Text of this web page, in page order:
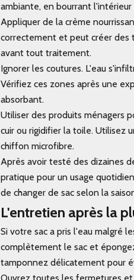
ambiante, en bourrant
Appliquer de la crème
correctement et peut créer des
avant tout traitement.
Ignorer les coutures. L'eau
Vérifiez ces zones après une
absorbant.
Utiliser des produits ménagers
cuir ou rigidifier la toile. Utilisez
chiffon microfibre.
Après avoir testé des dizaines
pratique pour un usage
de changer de sac selon la
L'entretien après la
Si votre sac a pris l'eau malgré
complètement le sac et
tamponnez délicatement pour